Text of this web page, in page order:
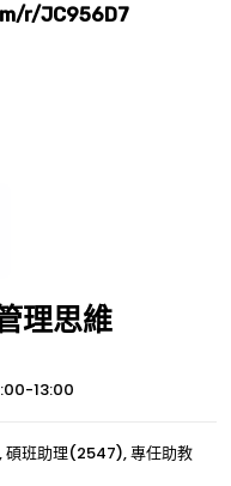
r/JC956D7
理思維
13:00
班助理(2547), 專任助教